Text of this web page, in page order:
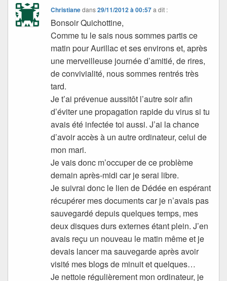
Christianedans29/11/2012 à 00:57 a dit :
Bonsoir Quichottine,
Comme tu le sais nous sommes partis ce
matin pour Aurillac et ses environs et, après
une merveilleuse journée d’amitié, de rires,
de convivialité, nous sommes rentrés très
tard.
Je t’ai prévenue aussitôt l’autre soir afin
d’éviter une propagation rapide du virus si tu
avais été infectée toi aussi. J’ai la chance
d’avoir accès à un autre ordinateur, celui de
mon mari.
Je vais donc m’occuper de ce problème
demain après-midi car je serai libre.
Je suivrai donc le lien de Dédée en espérant
récupérer mes documents car je n’avais pas
sauvegardé depuis quelques temps, mes
deux disques durs externes étant plein. J’en
avais reçu un nouveau le matin même et je
devais lancer ma sauvegarde après avoir
visité mes blogs de minuit et quelques…
Je nettoie régulièrement mon ordinateur, je